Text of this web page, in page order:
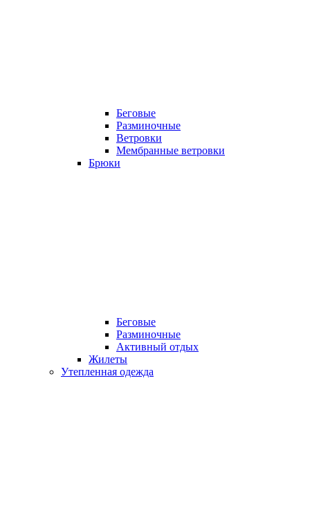
Беговые
Разминочные
Ветровки
Мембранные ветровки
Брюки
Беговые
Разминочные
Активный отдых
Жилеты
Утепленная одежда